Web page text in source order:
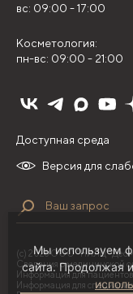
вс: 09:00 - 17:00
Косметология:
пн-вс: 09:00 - 21:00
Версия для
Доступная среда
(с) 2026 ООО "НИЛЦ
Сведения о медицинской
Информация для пациентов
Информация для
Мы используем
сайта. Продолжая